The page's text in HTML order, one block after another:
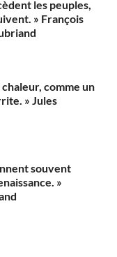
les peuples,
» François
chaleur, comme un
» Jules
souvent
»